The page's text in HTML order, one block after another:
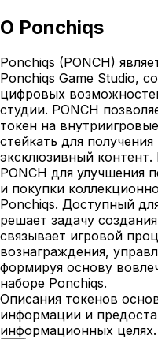
О Ponchiqs
Ponchiqs (PONCH)
Ponchiqs Game Studio,
цифровых
студии. PONCH
токен на
стейкать для
эксклюзивный контент.
PONCH для улучшения
и покупки
Ponchiqs. Доступный
решает задачу
связывает игровой
вознаграждения,
формируя основу
наборе Ponchiqs.
Описания токенов
информации и
информационных целях.